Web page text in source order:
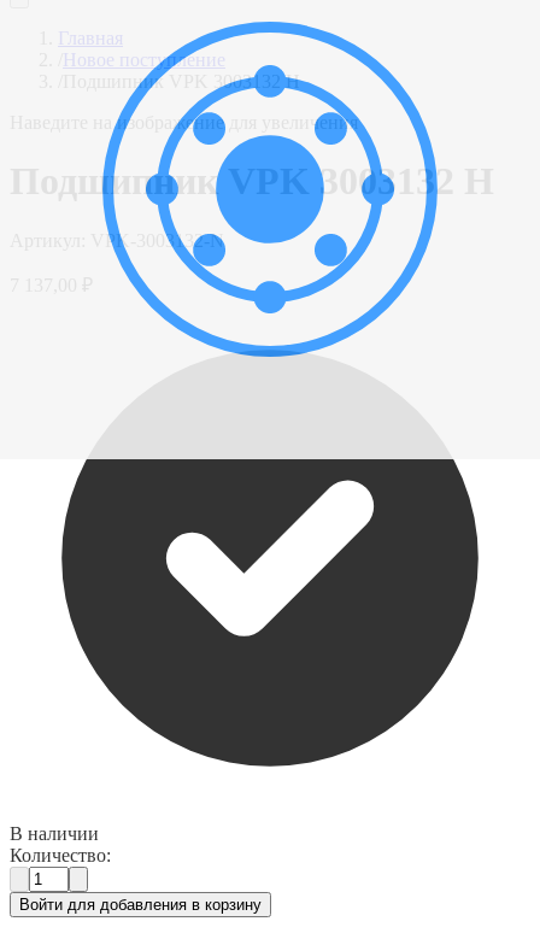
Главная
Новое поступление
Подшипник VPK 3003132 Н
Наведите на изображение для увеличения
Подшипник VPK 3003132 Н
VPK-3003132-N
В наличии
Количество:
Войти для добавления в корзину